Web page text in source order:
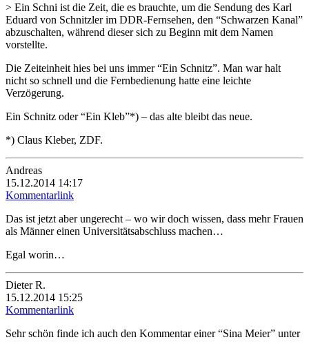
> Ein Schni ist die Zeit, die es brauchte, um die Sendung des Karl
Eduard von Schnitzler im DDR-Fernsehen, den “Schwarzen Kanal”
abzuschalten, während dieser sich zu Beginn mit dem Namen
vorstellte.
Die Zeiteinheit hies bei uns immer “Ein Schnitz”. Man war halt
nicht so schnell und die Fernbedienung hatte eine leichte
Verzögerung.
Ein Schnitz oder “Ein Kleb”*) – das alte bleibt das neue.
*) Claus Kleber, ZDF.
Andreas
15.12.2014 14:17
Kommentarlink
Das ist jetzt aber ungerecht – wo wir doch wissen, dass mehr Frauen
als Männer einen Universitätsabschluss machen…
Egal worin…
Dieter R.
15.12.2014 15:25
Kommentarlink
Sehr schön finde ich auch den Kommentar einer “Sina Meier” unter